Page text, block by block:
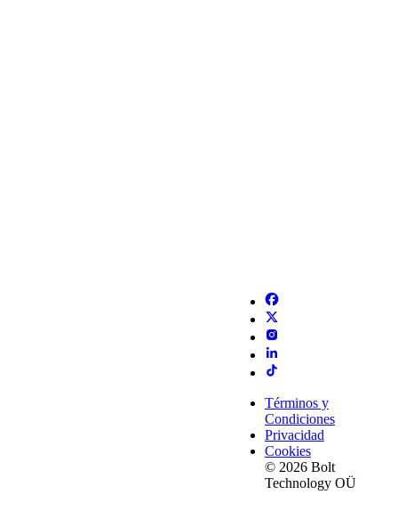
Términos y
Condiciones
Privacidad
Cookies
© 2026 Bolt
Technology OÜ